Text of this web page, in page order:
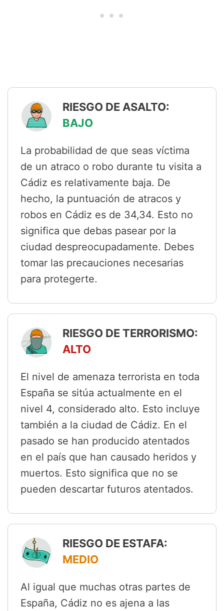
RIESGO DE ASALTO:
BAJO
La probabilidad de que seas víctima
de un atraco o robo durante tu visita a
Cádiz es relativamente baja. De
hecho, la puntuación de atracos y
robos en Cádiz es de 34,34. Esto no
significa que debas pasear por la
ciudad despreocupadamente. Debes
tomar las precauciones necesarias
para protegerte.
RIESGO DE TERRORISMO:
ALTO
El nivel de amenaza terrorista en toda
España se sitúa actualmente en el
nivel 4, considerado alto. Esto incluye
también a la ciudad de Cádiz. En el
pasado se han producido atentados
en el país que han causado heridos y
muertos. Esto significa que no se
pueden descartar futuros atentados.
RIESGO DE ESTAFA:
MEDIO
Al igual que muchas otras partes de
España, Cádiz no es ajena a las